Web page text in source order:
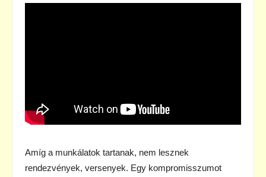
Amíg a munkálatok tartanak, nem lesznek
rendezvények, versenyek. Egy kompromisszumot